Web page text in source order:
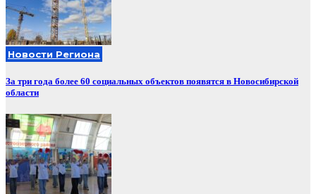
Новости Региона
За три года более 60 социальных объектов появятся в Новосибирской
области